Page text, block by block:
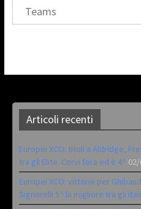
Teams
Articoli recenti
Europei XCO: titoli a Aldridge,
tra gli Elite. Corvi fora ed è 4^
Europei XCO: vittorie per
Signorelli 5^ la migliore tra gli